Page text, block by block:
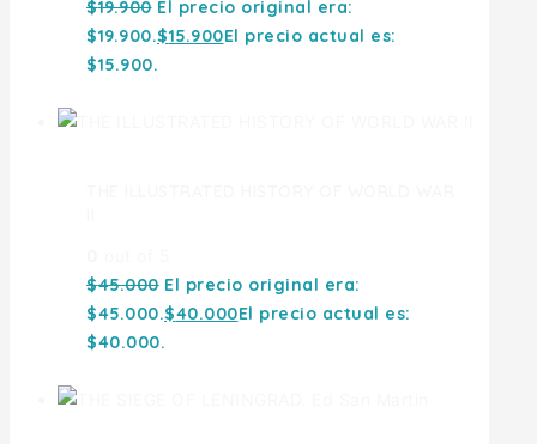
$19.900 El precio original era:
$19.900.$15.900El precio actual es:
$15.900.
$45.000 El precio original era:
$45.000.$40.000El precio actual es:
$40.000.